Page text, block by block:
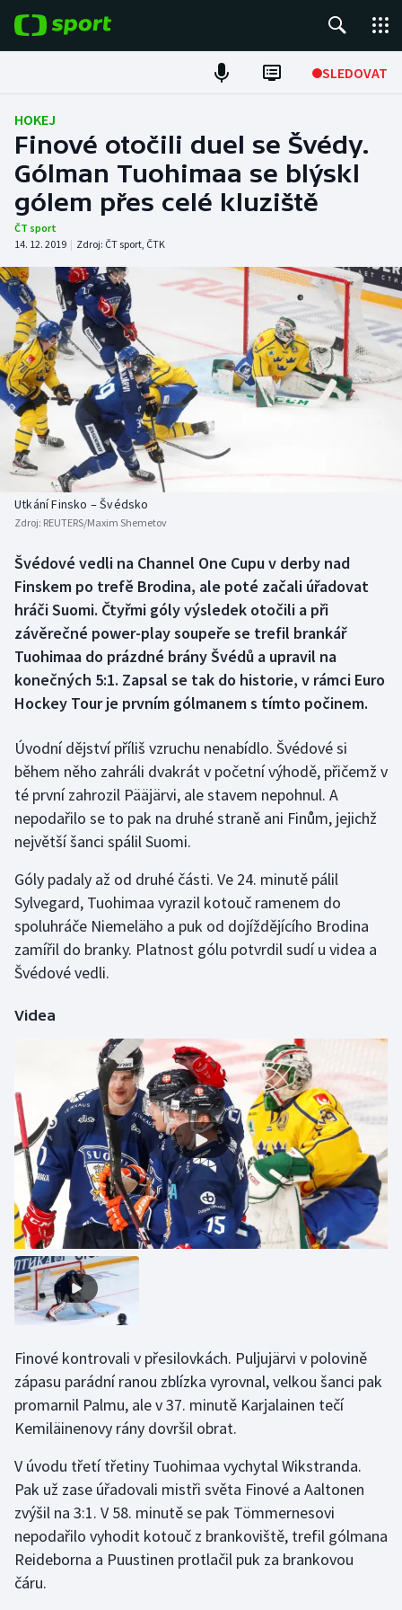
SLEDOVAT
Fotbal
Hokej
Tenis
Atletika
Cyklistika
DALŠÍ SPORTY
Americký fotbal
Baseball a softbal
Basketbal
Biatlon
Box
Curling
Dostihy
Florbal
Golf
Gymnastika
Házená
Jezdectví
Judo
Krasobruslení
Lyže a snowboard
Moderní pětiboj
Motorsport
Olympijské hry
Parasport
Plavání
Plážový volejbal
Ragby
Rychlostní kanoistika
Short track
Sportovní střelba
NEPŘEHLÉDNĚTE
Soutěže
Historické návraty
Aplikace ČT sport
HOKEJ
Finové otočili duel se Švédy.
Gólman Tuohimaa se blýskl
gólem přes celé kluziště
ČT sport
14. 12. 2019 | Zdroj: ČT sport, ČTK
Utkání Finsko – Švédsko
Zdroj: REUTERS/Maxim Shemetov
Švédové vedli na Channel One Cupu v derby nad
Finskem po trefě Brodina, ale poté začali úřadovat
hráči Suomi. Čtyřmi góly výsledek otočili a při
závěrečné power-play soupeře se trefil brankář
Tuohimaa do prázdné brány Švédů a upravil na
konečných 5:1. Zapsal se tak do historie, v rámci Euro
Hockey Tour je prvním gólmanem s tímto počinem.
Úvodní dějství příliš vzruchu nenabídlo. Švédové si
během něho zahráli dvakrát v početní výhodě, přičemž v
té první zahrozil Pääjärvi, ale stavem nepohnul. A
nepodařilo se to pak na druhé straně ani Finům, jejichž
největší šanci spálil Suomi.
Góly padaly až od druhé části. Ve 24. minutě pálil
Sylvegard, Tuohimaa vyrazil kotouč ramenem do
spoluhráče Niemeläho a puk od dojíždějícího Brodina
zamířil do branky. Platnost gólu potvrdil sudí u videa a
Švédové vedli.
Videa
Finové kontrovali v přesilovkách. Puljujärvi v polovině
zápasu parádní ranou zblízka vyrovnal, velkou šanci pak
promarnil Palmu, ale v 37. minutě Karjalainen tečí
Kemiläinenovy rány dovršil obrat.
V úvodu třetí třetiny Tuohimaa vychytal Wikstranda.
Pak už zase úřadovali mistři světa Finové a Aaltonen
zvýšil na 3:1. V 58. minutě se pak Tömmernesovi
nepodařilo vyhodit kotouč z brankoviště, trefil gólmana
Reideborna a Puustinen protlačil puk za brankovou
čáru.